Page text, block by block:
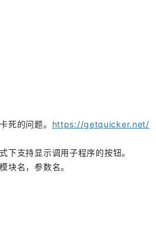
死的问题。 https://getquicker.net/
下支持显示调用子程序的按钮。
块名，参数名。